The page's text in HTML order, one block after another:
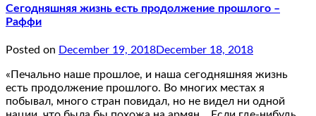
Сегодняшняя жизнь есть продолжение прошлого –
Раффи
Posted on December 19, 2018December 18, 2018
«Печально наше прошлое, и наша сегодняшняя жизнь
есть продолжение прошлого. Во многих местах я
побывал, много стран повидал, но не видел ни одной